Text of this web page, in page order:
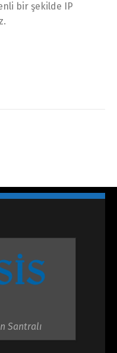
bir şekilde IP
Santralı